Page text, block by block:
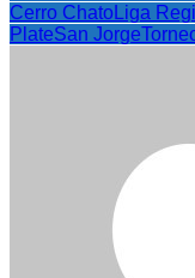
Cerro ChatoLiga
PlateSan Jorge